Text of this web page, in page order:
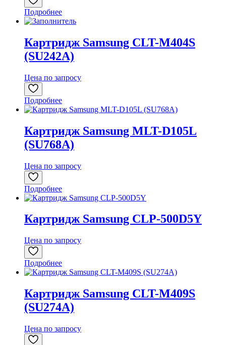
Подробнее
Картридж Samsung CLT-M404S
(SU242A)
Цена по запросу
Подробнее
Картридж Samsung MLT-D105L
(SU768A)
Цена по запросу
Подробнее
Картридж Samsung CLP-500D5Y
Цена по запросу
Подробнее
Картридж Samsung CLT-M409S
(SU274A)
Цена по запросу